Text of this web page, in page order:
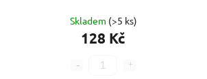
Skladem (>5 ks)
128 Kč